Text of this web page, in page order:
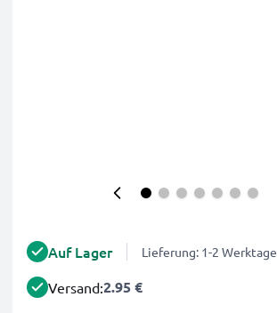
Auf Lager Lieferung: 1-2 Werktage
Versand:2.95 €